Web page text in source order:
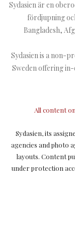
Sydasien är en
fördjupning
Bangladesh,
Sydasien is a non-
Sweden offering
All content on
Sydasien, its
agencies and photo
layouts. Content
under protection